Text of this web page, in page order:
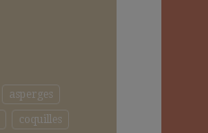
asperges
coquilles